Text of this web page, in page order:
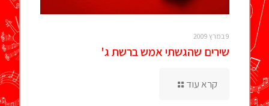
9 במרץ 2009
שירים שהגשתי אמש ברשת ג'
קרא עוד